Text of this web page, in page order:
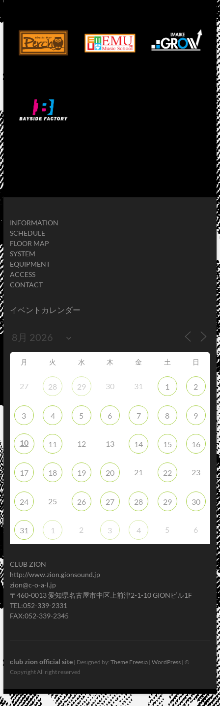
INFORMATION
SCHEDULE
FLOOR MAP
SYSTEM
EQUIPMENT
ACCESS
CONTACT
イベントカレンダー
月 火 水 木 金 土 日
27 28 29 30 31 1 2
3 4 5 6 7 8 9
10 11 12 13 14 15 16
17 18 19 20 21 22 23
24 25 26 27 28 29 30
31 1 2 3 4 5 6
CLUB ZION
http://www.zion.gionsound.jp
zion@c-o-a-l.jp
〒460-0013 愛知県名古屋市中区上前津2-1-10 GIONビル1F
TEL:052-339-2331
FAX:052-339-2345
club zion official site| Designed by: Theme Freesia| WordPress| ©
Copyright All right reserved